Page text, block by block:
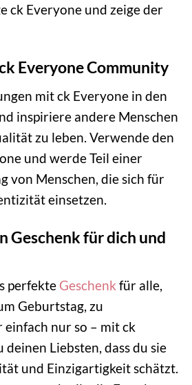
ck Everyone und zeige der
Everyone Community
mit ck Everyone in den
inspiriere andere Menschen
zu leben. Verwende den
und werde Teil einer
von Menschen, die sich für
einsetzen.
Geschenk für dich und
perfekte Geschenk für alle,
Geburtstag, zu
nur so – mit ck
deinen Liebsten, dass du sie
und Einzigartigkeit schätzt.